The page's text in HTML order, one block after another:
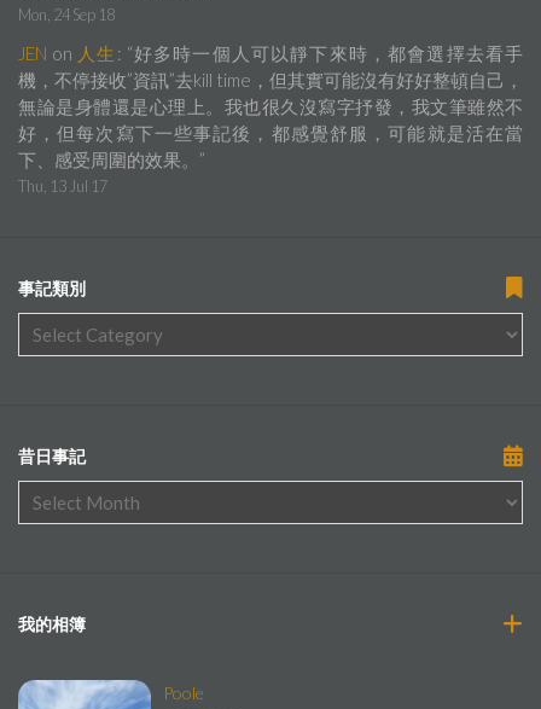
Mon, 24 Sep 18
JEN on 人生 : “好多時一個人可以靜下來時，都會選擇去看手
機，不停接收”資訊”去kill time，但其實可能沒有好好整頓自己，
無論是身體還是心理上。我也很久沒寫字抒發，我文筆雖然不
好，但每次寫下一些事記後，都感覺舒服，可能就是活在當
下、感受周圍的效果。 ”
Thu, 13 Jul 17
事記類別
昔日事記
我的相簿
Poole